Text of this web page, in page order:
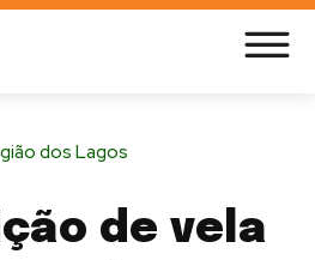
dos Lagos
de vela